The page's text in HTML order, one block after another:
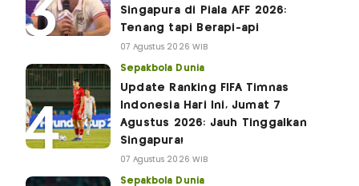
Singapura di Piala AFF 2026:
Tenang tapi Berapi-api
07 Agustus 2026 WIB
Sepakbola Dunia
Update Ranking FIFA Timnas
Indonesia Hari Ini, Jumat 7
Agustus 2026: Jauh Tinggalkan
Singapura!
07 Agustus 2026 WIB
Sepakbola Dunia